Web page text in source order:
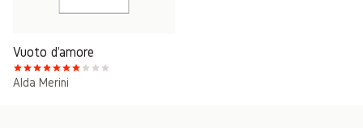
Vuoto d'amore
Alda Merini